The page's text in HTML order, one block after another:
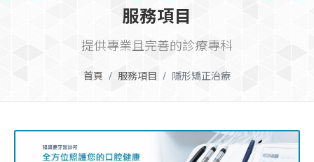
服務項目
提供專業且完善的診療專科
首頁 服務項目 隱形矯正治療